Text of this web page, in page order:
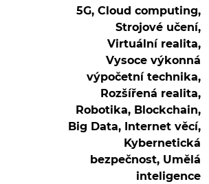
5G, Cloud computing,
Strojové učení,
Virtuální realita,
Vysoce výkonná
výpočetní technika,
Rozšířená realita,
Robotika, Blockchain,
Big Data, Internet věcí,
Kybernetická
bezpečnost, Umělá
inteligence